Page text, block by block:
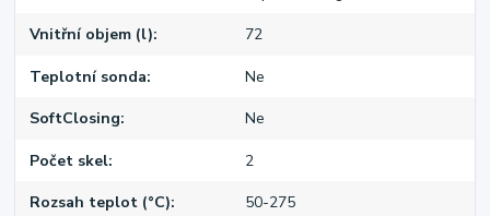
Vnitřní objem (l) 72
Teplotní sonda Ne
SoftClosing Ne
Počet skel 2
Rozsah teplot (°C) 50-275